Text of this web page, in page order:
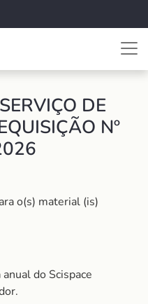
DE
Nº
o(s) material (is)
do Scispace